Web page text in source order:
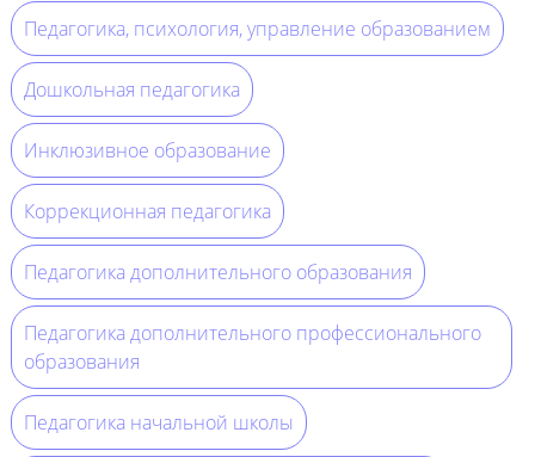
Педагогика, психология, управление образованием
Дошкольная педагогика
Инклюзивное образование
Коррекционная педагогика
Педагогика дополнительного образования
Педагогика дополнительного профессионального
образования
Педагогика начальной школы